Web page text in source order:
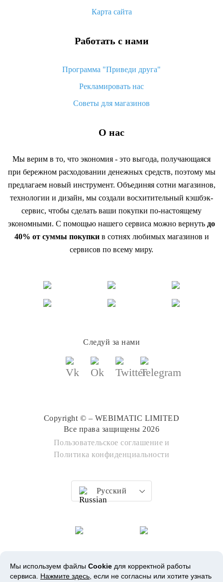
Карта сайта
Работать с нами
Программа "Приведи друга"
Рекламировать нас
Советы для магазинов
О нас
Мы верим в то, что экономия - это выгода, получающаяся
при бережном расходовании денежных средств, поэтому мы
предлагаем новый инструмент. Объединяя сотни магазинов,
технологии и дизайн, мы создали восхитительный кэшбэк-
сервис, чтобы сделать ваши покупки по-настоящему
экономными. С помощью нашего сервиса можно вернуть до
40% от суммы покупкив сотнях любимых магазинов и
сервисов по всему миру.
Следуй за нами
Copyright © – WEBIMATIC LIMITED
Все права защищены 2026
Пользовательское соглашение и
Политика конфиденциальности
Русский
Мы используем файлы Cookie для корректной работы
сервиса. Нажмите здесь , если не согласны или хотите узнать